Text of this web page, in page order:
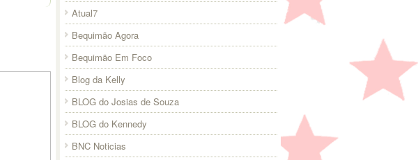
Atual7
Bequimão Agora
Bequimão Em Foco
Blog da Kelly
BLOG do Josias de Souza
BLOG do Kennedy
BNC Noticias